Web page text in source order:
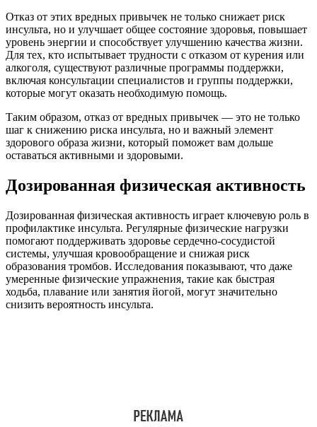
Отказ от этих вредных привычек не только снижает риск
инсульта, но и улучшает общее состояние здоровья, повышает
уровень энергии и способствует улучшению качества жизни.
Для тех, кто испытывает трудности с отказом от курения или
алкоголя, существуют различные программы поддержки,
включая консультации специалистов и группы поддержки,
которые могут оказать необходимую помощь.
Таким образом, отказ от вредных привычек — это не только
шаг к снижению риска инсульта, но и важный элемент
здорового образа жизни, который поможет вам дольше
оставаться активными и здоровыми.
Дозированная физическая активность
Дозированная физическая активность играет ключевую роль в
профилактике инсульта. Регулярные физические нагрузки
помогают поддерживать здоровье сердечно-сосудистой
системы, улучшая кровообращение и снижая риск
образования тромбов. Исследования показывают, что даже
умеренные физические упражнения, такие как быстрая
ходьба, плавание или занятия йогой, могут значительно
снизить вероятность инсульта.